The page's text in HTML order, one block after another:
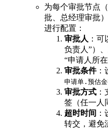
为每个审批节点
批、总经理审批
进行配置：
审批人 ：
负责人”）
“申请人所
审批条件：
申请单.预估
审批方式
签（任一人
超时时间
转交，避免